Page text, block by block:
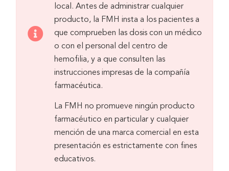
local. Antes de administrar cualquier
producto, la FMH insta a los pacientes a
que comprueben las dosis con un médico
o con el personal del centro de
hemofilia, y a que consulten las
instrucciones impresas de la compañía
farmacéutica.
La FMH no promueve ningún producto
farmacéutico en particular y cualquier
mención de una marca comercial en esta
presentación es estrictamente con fines
educativos.